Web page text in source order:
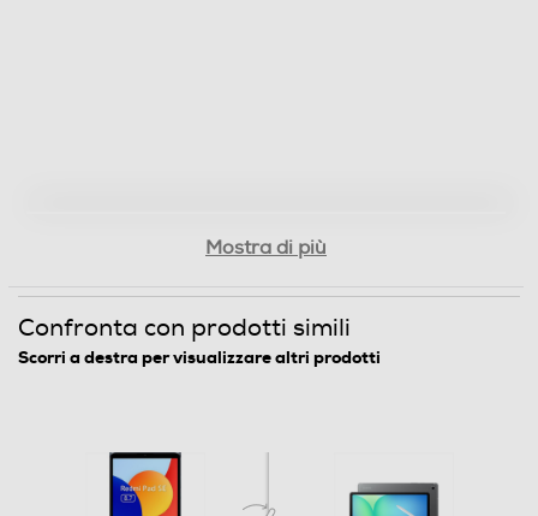
GPS
Sistema Operativo - Software
Mostra di più
Confronta con prodotti simili
Scorri a destra per visualizzare altri prodotti